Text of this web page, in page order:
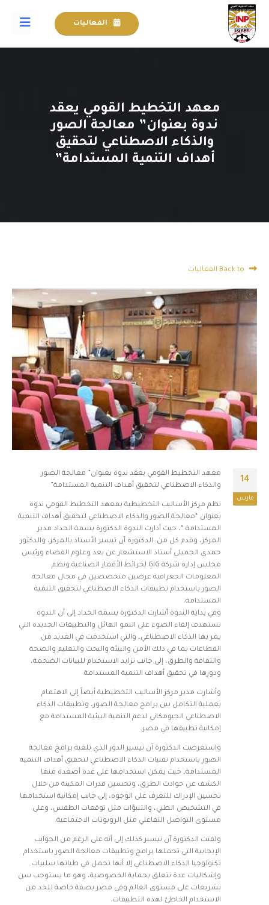
الفعاليات
معهد التخطيط القومي يعقد
ندوة بعنوان” معالجة الصور
والذكاء الاصطناعي لتحقيق
أهداف التنمية المستدامة”
14
مارس
معهد التخطيط القومي يعقد ندوة بعنوان” معالجة الصور
والذكاء الاصطناعي لتحقيق أهداف التنمية المستدامة”
نظم مركز الأساليب التخطيطية بمعهد التخطيط القومي ندوة
بعنوان “معالجة الصور والذكاء الاصطناعي لتحقيق أهداف التنمية
المستدامة “، حيث أدارت الندوة الدكتورة بسمة الحداد مدير
المركز، وقدم كل من: الدكتورة آن تيسير الأستاذ بالمركز، والدكتور
حمدي الجميلي أستاذ الاستشعار عن بعد وعلوم الفضاء ورئيس
مجلس إدارة شركة GIG لخرائط الأقمار الصناعية ونظم
المعلومات الجغرافية عرضين متخصصين في مجال معالجة
الصور باستخدام تطبيقات الذكاء الاصطناعي لتحقيق التنمية
المستدامة.
وفي بداية الندوة أشارت الدكتورة بسمة الحداد إلى أن الندوة
تستهدف إلقاء الضوء على النمو الهائل والتطبيقات الجديدة التي
يمر بها الذكاء الاصطناعي، والتي استخدمت في العديد من
القطاعات بما في ذلك الأمن والبيئة والبحث والتعليم والصحة
والثقافة والطرق، إلى جانب تزايد الاستخدام للبيانات الضخمة،
ودورها في تحقيق أهداف التنمية المستدامة.
وأشارت مدير مركز الأساليب التخطيطية أيضاً إلى الاهتمام
بعملية التكامل بين برامج معالجة الصور، وتطبيقات الذكاء
الاصطناعي الجيومكاني لدعم التنمية البيئية المستدامة مع
إمكانية تطبيقها في مصر.
واستعرضت الدكتورة آن تيسير الدور الذي تلعبه برامج معالجة
الصور باستخدام تقنيات الذكاء الاصطناعي لتحقيق أهداف التنمية
المستدامة، حيث يمكن استخدامها على عدة أصعدة منها
الكشف عن حوادث الطرق، وتحسين قدرات المكينة من خلال
تحسين الإدراك للتعرف على الوجوه، إلى جانب إمكانية استخدامها
في التشخيص الطبي، والتنبؤات مثل توقعات الطقس، وعلى
مستوى التواصل التفاعلي مثل الروبوتات الاجتماعية.
ولفتت الدكتورة آن تيسير كذلك إلى أنه على الرغم من الجوانب
الإيجابية التي تحملها برامج وتطبيقات معالجة الصور باستخدام
تكنولوجيا الذكاء الاصطناعي إلا أنها تحمل في طياتها سلبيات
وإشكاليات عدة تتعلق بحماية الخصوصية، وهو ما يستوجب سن
تشريعات على مستوى العالم وفي مصر بصفة خاصة للحد من
الاستخدام الخاطئ لهذه التطبيقات.